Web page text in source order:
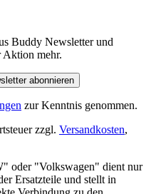
Buddy Newsletter und
Aktion mehr.
abonnieren
zur Kenntnis genommen.
zzgl. Versandkosten,
oder "Volkswagen" dient nur
Ersatzteile und stellt in